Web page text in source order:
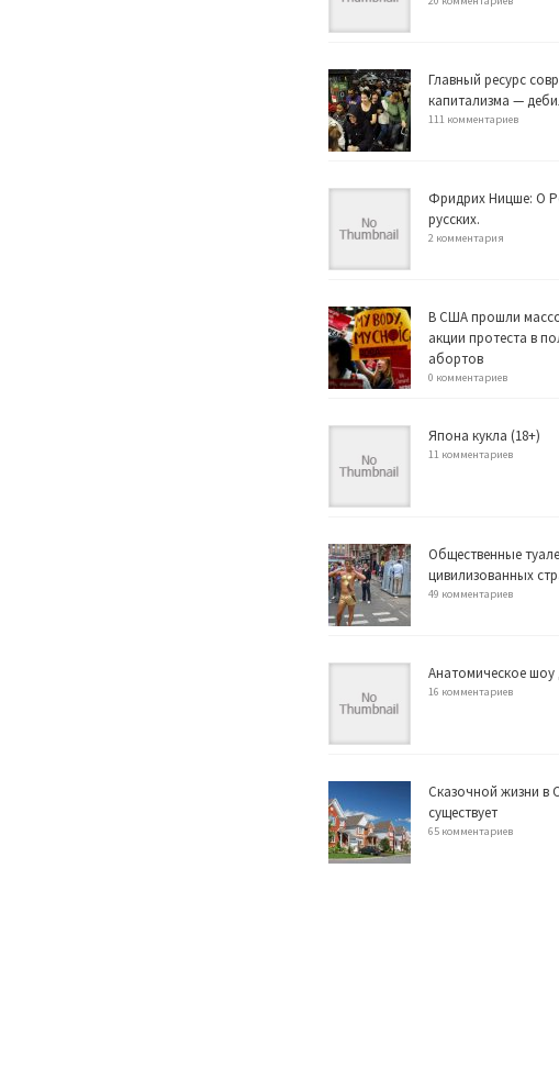
Главный ресурс
капитализма —
111 комментариев
Фридрих Ницше: О
русских.
2 комментария
В США прошли
акции протеста в
абортов
0 комментариев
Япона кукла (18+)
11 комментариев
Общественные
цивилизованных
49 комментариев
Анатомическое шоу
16 комментариев
Сказочной жизни в
существует
65 комментариев